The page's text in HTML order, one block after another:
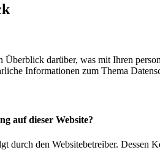
darüber, was mit Ihren
Informationen zum Thema
auf dieser Website?
durch den Websitebetreiber.